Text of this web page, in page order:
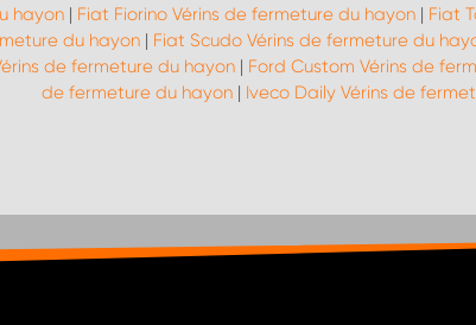
hayon| Fiat Fiorino Vérins de fermeture du hayon| Fiat
du hayon | Fiat Scudo Vérins de fermeture du
de fermeture du hayon | Ford Custom Vérins de
de fermeture du hayon | Iveco Daily Vérins de